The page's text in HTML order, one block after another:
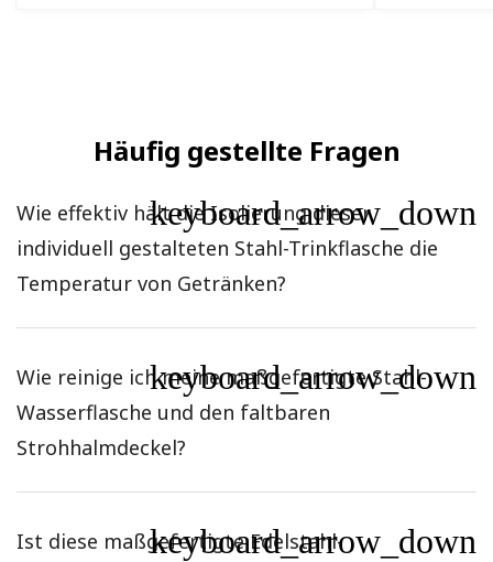
Häufig gestellte Fragen
Wie effektiv hält die Isolierung dieser
individuell gestalteten Stahl-Trinkflasche die
Temperatur von Getränken?
keyboard_arrow_down
Wie reinige ich meine maßgefertigte Stahl-
Wasserflasche und den faltbaren
Strohhalmdeckel?
keyboard_arrow_down
Ist diese maßgefertigte Edelstahl-
keyboard_arrow_down